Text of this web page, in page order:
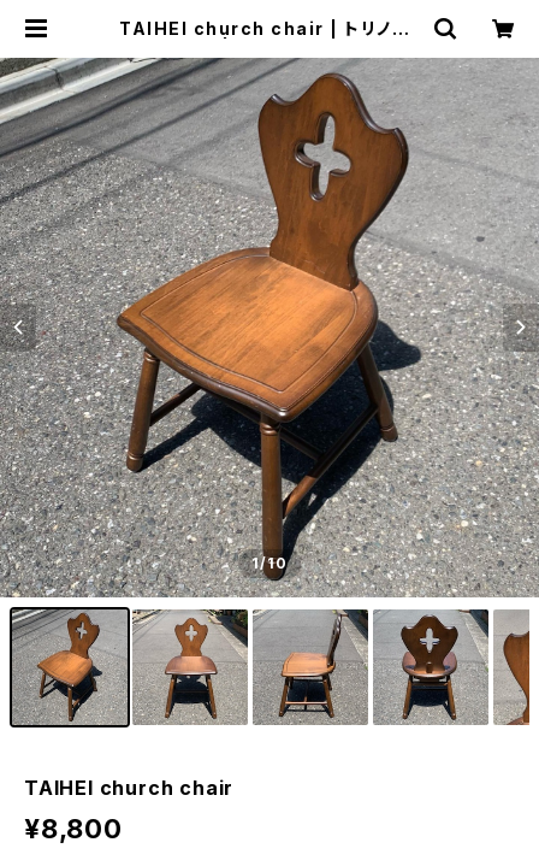
TAIHEI church chair | トリノス-
クルショップ・古着
1/10
TAIHEI church chair
¥8,800